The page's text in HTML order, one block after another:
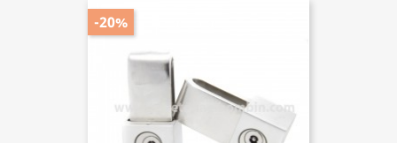
-20%